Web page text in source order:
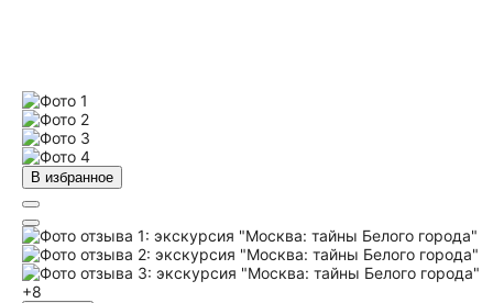
В избранное
+8